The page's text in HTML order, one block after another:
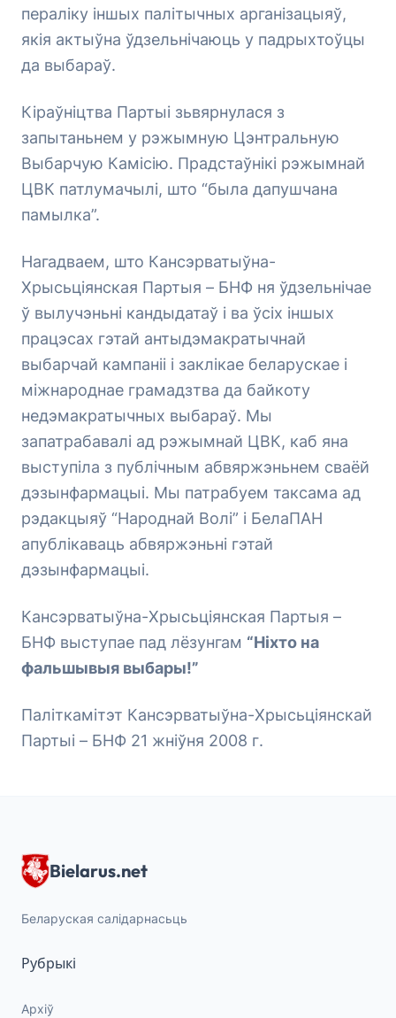
пераліку іншых палітычных арганізацыяў,
якія актыўна ўдзельнічаюць у падрыхтоўцы
да выбараў.
Кіраўніцтва Партыі зьвярнулася з
запытаньнем у рэжымную Цэнтральную
Выбарчую Камісію. Прадстаўнікі рэжымнай
ЦВК патлумачылі, што “была дапушчана
памылка”.
Нагадваем, што Кансэрватыўна-
Хрысьціянская Партыя – БНФ ня ўдзельнічае
ў вылучэньні кандыдатаў і ва ўсіх іншых
працэсах гэтай антыдэмакратычнай
выбарчай кампаніі і заклікае беларускае і
міжнароднае грамадзтва да байкоту
недэмакратычных выбараў. Мы
запатрабавалі ад рэжымнай ЦВК, каб яна
выступіла з публічным абвяржэньнем сваёй
дэзынфармацыі. Мы патрабуем таксама ад
рэдакцыяў “Народнай Волі” і БелаПАН
апублікаваць абвяржэньні гэтай
дэзынфармацыі.
Кансэрватыўна-Хрысьціянская Партыя –
БНФ выступае пад лёзунгам “Ніхто на
фальшывыя выбары!”
Паліткамітэт Кансэрватыўна-Хрысьціянскай
Партыі – БНФ 21 жніўня 2008 г.
Bielarus.net
Беларуская салідарнасьць
Рубрыкі
Архіў